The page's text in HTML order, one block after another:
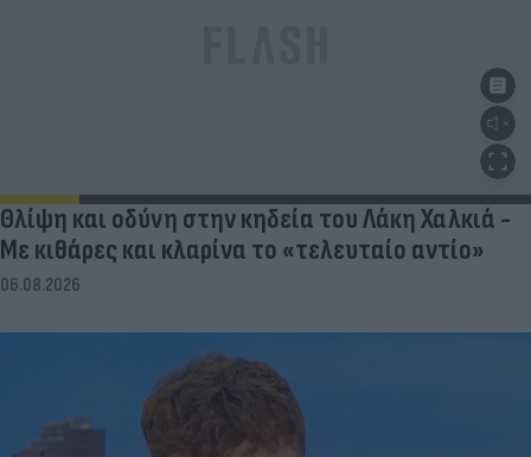
Θλίψη και οδύνη στην κηδεία του Λάκη Χαλκιά -
Με κιθάρες και κλαρίνα το «τελευταίο αντίο»
06.08.2026